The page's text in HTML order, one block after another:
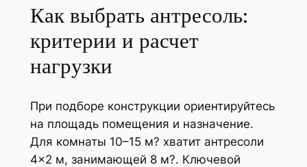
Как выбрать антресоль:
критерии и расчет
нагрузки
При подборе конструкции ориентируйтесь
на площадь помещения и назначение.
Для комнаты 10–15 м? хватит антресоли
4×2 м, занимающей 8 м?. Ключевой